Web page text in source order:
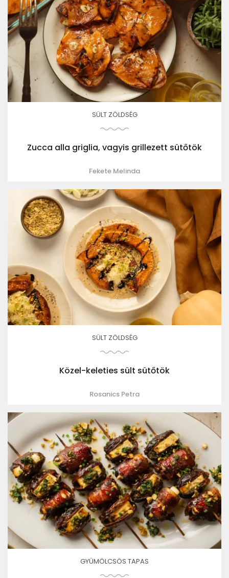
SÜLT ZÖLDSÉG
Zucca alla griglia, vagyis grillezett sütőtök
Fekete Melinda
SÜLT ZÖLDSÉG
Közel-keleties sült sütőtök
Rosanics Petra
GYÜMÖLCSÖS TAPAS